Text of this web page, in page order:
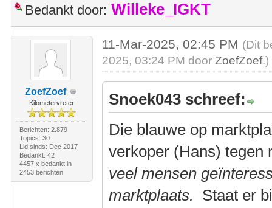
Bedankt door: Willeke_IGKT
ZoefZoef
Kilometervreter
Berichten: 2.879
Topics: 30
Lid sinds: Dec 2017
Bedankt: 42
4457 x bedankt in
2453 berichten
11-Mar-2025, 02:45 PM (Dit
2025, 03:24 PM doorZoefZoef.)
Snoek043 schreef:
Die blauwe op
verkoper (Hans) tegen
veel mensen
marktplaats. Staat er